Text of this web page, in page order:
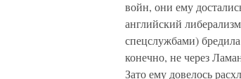
войн, они ему
английский
спецслужбами)
конечно, не через
Зато ему довелось